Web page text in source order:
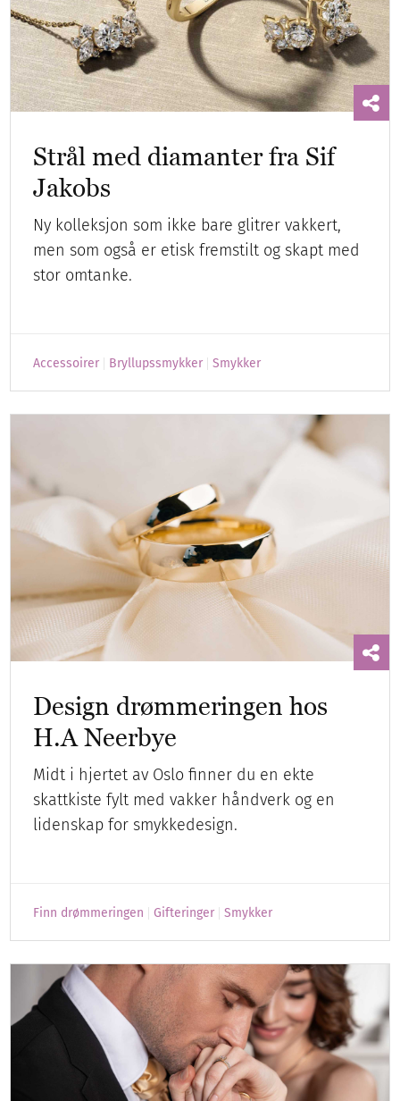
Strål med diamanter fra Sif
Jakobs
Ny kolleksjon som ikke bare glitrer vakkert,
men som også er etisk fremstilt og skapt med
stor omtanke.
Accessoirer Bryllupssmykker Smykker
Design drømmeringen hos
H.A Neerbye
Midt i hjertet av Oslo finner du en ekte
skattkiste fylt med vakker håndverk og en
lidenskap for smykkedesign.
Finn drømmeringen Gifteringer Smykker